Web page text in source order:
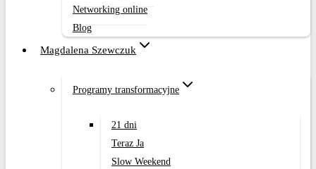
Networking online
Blog
Magdalena Szewczuk
Programy transformacyjne
21 dni
Teraz Ja
Slow Weekend